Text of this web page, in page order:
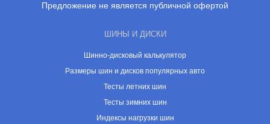
Предложение не является публичной офертой
ШИНЫ И ДИСКИ
Шинно-дисковый калькулятор
Размеры шин и дисков популярных авто
Тесты летних шин
Тесты зимних шин
Индексы нагрузки шин